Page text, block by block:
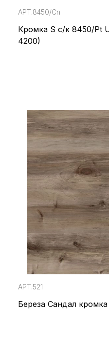
АРТ.8450/Cn
Кромка S с/к 8450/Pt
4200)
АРТ.521
Береза Сандал